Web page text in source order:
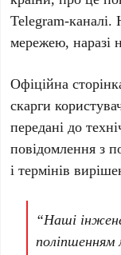
Telegram-
мережею, наразі
Офіційна
скарги
передані до
повідомлення з
і термінів
“Наші